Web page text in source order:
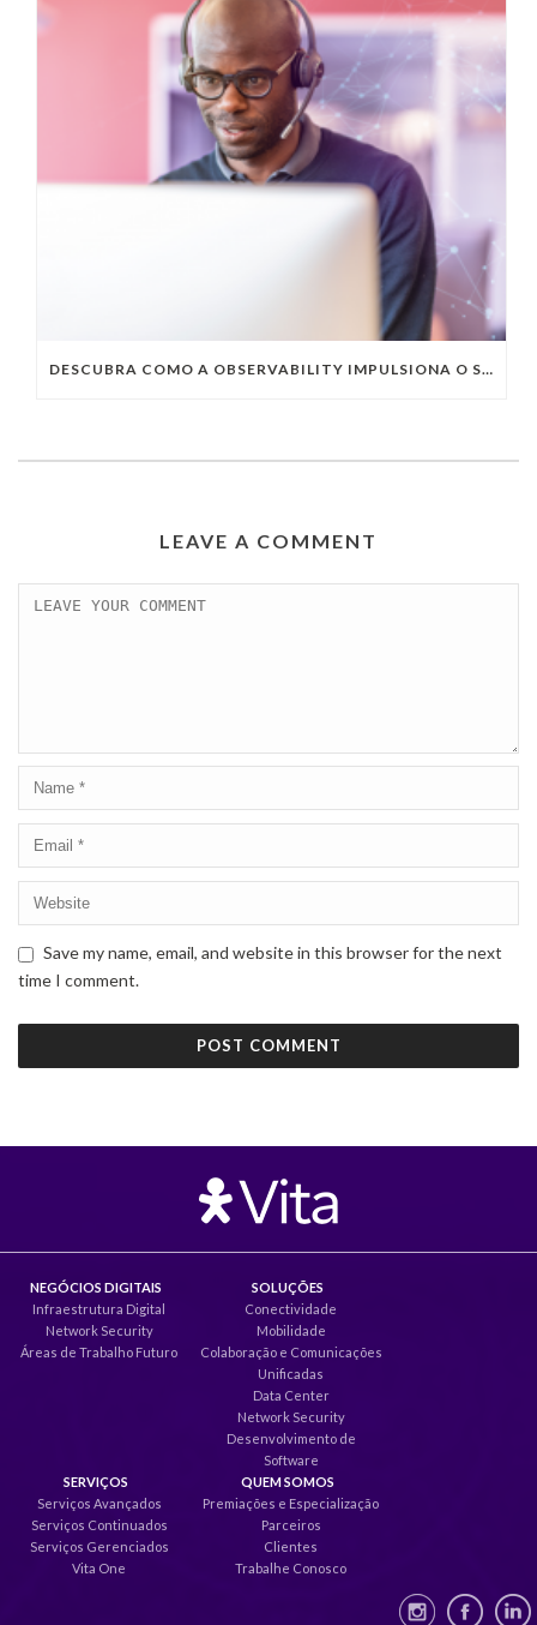
DESCUBRA COMO A OBSERVABILITY IMPULSIONA O SUCESSO DO SEU NEGÓCIO
LEAVE A COMMENT
Save my name, email, and website in this browser for the next
time I comment.
NEGÓCIOS DIGITAIS
Infraestrutura Digital
Network Security
Áreas de Trabalho Futuro
SOLUÇÕES
Conectividade
Mobilidade
Colaboração e Comunicações
Unificadas
Data Center
Network Security
Desenvolvimento de
Software
SERVIÇOS
Serviços Avançados
Serviços Continuados
Serviços Gerenciados
Vita One
QUEM SOMOS
Premiações e Especialização
Parceiros
Clientes
Trabalhe Conosco